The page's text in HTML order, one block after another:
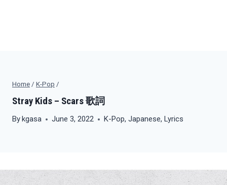
Home / K-Pop /
Stray Kids – Scars 歌詞
Bykgasa June 3, 2022 K-Pop,Japanese,Lyrics